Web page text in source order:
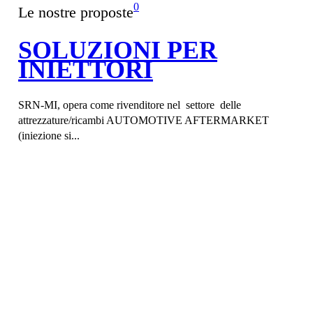
Le nostre proposte0
SOLUZIONI PER
INIETTORI
SRN-MI, opera come rivenditore nel settore delle
attrezzature/ricambi AUTOMOTIVE AFTERMARKET
(iniezione si...